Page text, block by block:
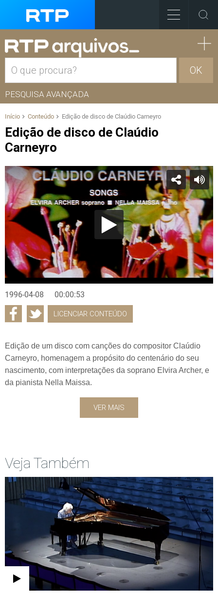
OK
PESQUISA AVANÇADA
Início Conteúdo Edição de disco de Claúdio Carneyro
Edição de disco de Claúdio
Carneyro
1996-04-08 00:00:53
LICENCIAR CONTEÚDO
Edição de um disco com canções do compositor Claúdio
Carneyro, homenagem a propósito do centenário do seu
nascimento, com interpretações da soprano Elvira Archer, e
da pianista Nella Maissa.
VER MAIS
Veja Também